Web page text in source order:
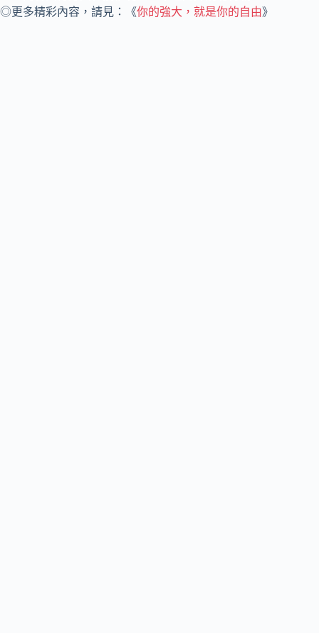
◎更多精彩內容，請見：《你的強大，就是你的自由》